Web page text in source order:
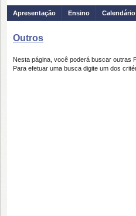
Apresentação Ensino Calendário
Outros
Nesta página, você poderá buscar outras
Para efetuar uma busca digite um dos